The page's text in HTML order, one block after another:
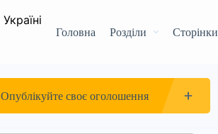
Головна Розділи Сторінки
Опублікуйте своє оголошення
Хмельницька область